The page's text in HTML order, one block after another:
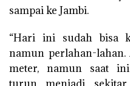
sampai ke Jambi.
“Hari ini sudah bisa
namun perlahan-
meter, namun saat
turun menjadi